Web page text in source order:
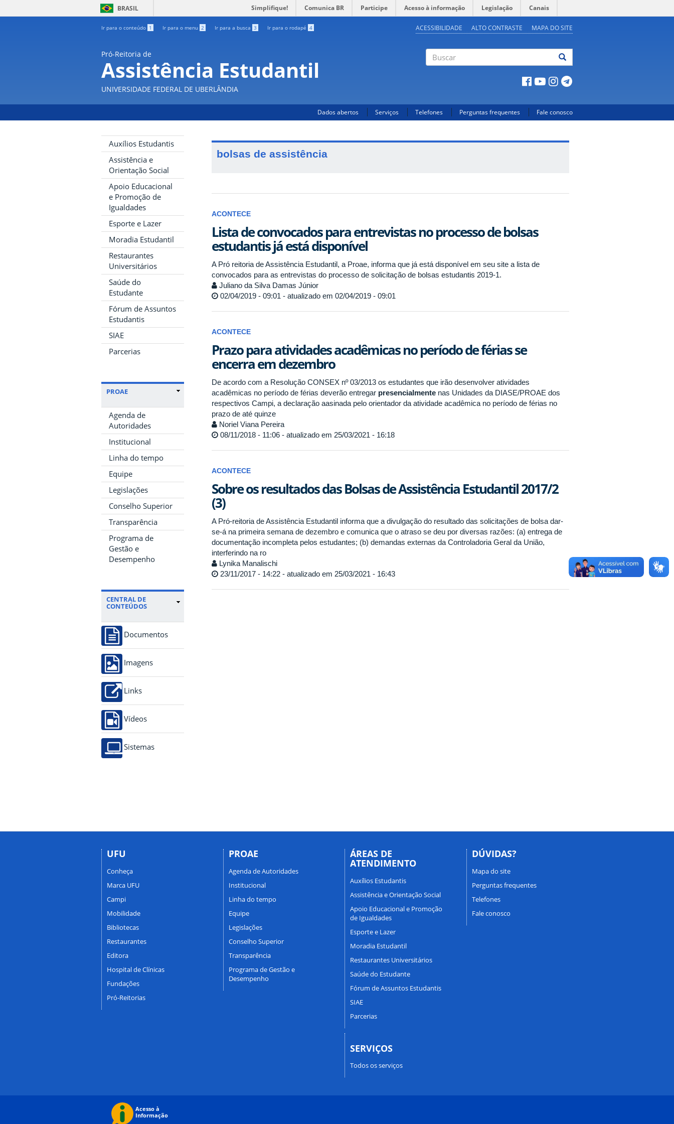
BRASIL Simplifique! Comunica BR Participe Acesso à informação Legislação Canais
Ir para o conteúdo 1 Ir para o menu 2 Ir para a busca 3 Ir para o rodapé 4 ACESSIBILIDADE ALTO CONTRASTE MAPA DO SITE
Pró-Reitoria de
Assistência Estudantil
UNIVERSIDADE FEDERAL DE UBERLÂNDIA
Dados abertos Serviços Telefones Perguntas frequentes Fale conosco
Auxílios Estudantis
Assistência e
Orientação Social
Apoio Educacional
e Promoção de
Igualdades
Esporte e Lazer
Moradia Estudantil
Restaurantes
Universitários
Saúde do
Estudante
Fórum de Assuntos
Estudantis
SIAE
Parcerias
PROAE
Agenda de
Autoridades
Institucional
Linha do tempo
Equipe
Legislações
Conselho Superior
Transparência
Programa de
Gestão e
Desempenho
CENTRAL DE
CONTEÚDOS
Documentos
Imagens
Links
Vídeos
Sistemas
bolsas de assistência
ACONTECE
Lista de convocados para entrevistas no processo de bolsas
estudantis já está disponível
A Pró reitoria de Assistência Estudantil, a Proae, informa que já está disponível em seu site a lista de
convocados para as entrevistas do processo de solicitação de bolsas estudantis 2019-1.
Juliano da Silva Damas Júnior
02/04/2019 - 09:01 - atualizado em 02/04/2019 - 09:01
ACONTECE
Prazo para atividades acadêmicas no período de férias se
encerra em dezembro
De acordo com a Resolução CONSEX nº 03/2013 os estudantes que irão desenvolver atividades
acadêmicas no período de férias deverão entregar presencialmente nas Unidades da DIASE/PROAE dos
respectivos Campi, a declaração aasinada pelo orientador da atividade acadêmica no período de férias no
prazo de até quinze
Noriel Viana Pereira
08/11/2018 - 11:06 - atualizado em 25/03/2021 - 16:18
ACONTECE
Sobre os resultados das Bolsas de Assistência Estudantil 2017/2
(3)
A Pró-reitoria de Assistência Estudantil informa que a divulgação do resultado das solicitações de bolsa dar-
se-á na primeira semana de dezembro e comunica que o atraso se deu por diversas razões: (a) entrega de
documentação incompleta pelos estudantes; (b) demandas externas da Controladoria Geral da União,
interferindo na ro
Lynika Manalischi
23/11/2017 - 14:22 - atualizado em 25/03/2021 - 16:43
UFU
Conheça
Marca UFU
Campi
Mobilidade
Bibliotecas
Restaurantes
Editora
Hospital de Clínicas
Fundações
Pró-Reitorias
PROAE
Agenda de Autoridades
Institucional
Linha do tempo
Equipe
Legislações
Conselho Superior
Transparência
Programa de Gestão e
Desempenho
ÁREAS DE
ATENDIMENTO
Auxílios Estudantis
Assistência e Orientação Social
Apoio Educacional e Promoção
de Igualdades
Esporte e Lazer
Moradia Estudantil
Restaurantes Universitários
Saúde do Estudante
Fórum de Assuntos Estudantis
SIAE
Parcerias
SERVIÇOS
Todos os serviços
DÚVIDAS?
Mapa do site
Perguntas frequentes
Telefones
Fale conosco